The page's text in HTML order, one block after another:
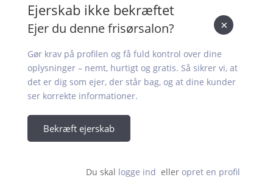
Ejerskab ikke bekræftet
Ejer du denne frisørsalon?
Gør krav på profilen og få fuld kontrol over dine
oplysninger – nemt, hurtigt og gratis. Så sikrer vi, at
det er dig som ejer, der står bag, og at dine kunder
ser korrekte informationer.
Bekræft ejerskab
Du skal logge ind eller opret en profil
×